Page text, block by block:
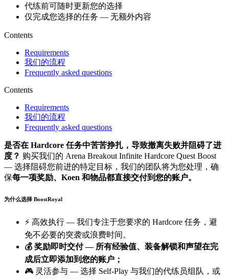
代练前可随时更新您的选择
仅完成您选择的任务 — 无额外内容
Contents
Requirements
我们的流程
Frequently asked questions
Contents
Requirements
我们的流程
Frequently asked questions
是否在 Hardcore 任务中苦苦挣扎，导致撤离失败并阻碍了进
度？ 购买我们的 Arena Breakout Infinite Hardcore Quest Boost
— 选择阻碍您前进的特定目标，我们的团队将为您处理，确
保每一项奖励、Koen 和物品都直接交付到您的账户。
为什么选择 BoostRoyal
⚡ 高效执行 — 我们专注于您要求的 Hardcore 任务，避
免不必要的突袭或浪费时间。
💰 奖励即时交付 — 所有经验值、装备解锁和声望在完
成后立即添加到您的账户；
🎮 灵活参与 — 选择 Self-Play 与我们的代练员组队，或